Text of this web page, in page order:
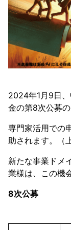
2024年1月9日
金の第8次公募
専門家活用での
助されます。（
新たな事業ドメ
業様は、この機
8次公募